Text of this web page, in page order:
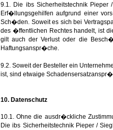
9.1. Die ibs Sicherheitstechnik
Erf�llungsgehilfen aufgrund einer
Sch�den. Soweit es sich bei
des �ffentlichen Rechtes handelt, ist
gilt auch der Verlust oder die
Haftungsanspr�che.
9.2. Soweit der Besteller ein
ist, sind etwaige
10. Datenschutz
10.1. Ohne die ausdr�ckliche
Die ibs Sicherheitstechnik Pieper /